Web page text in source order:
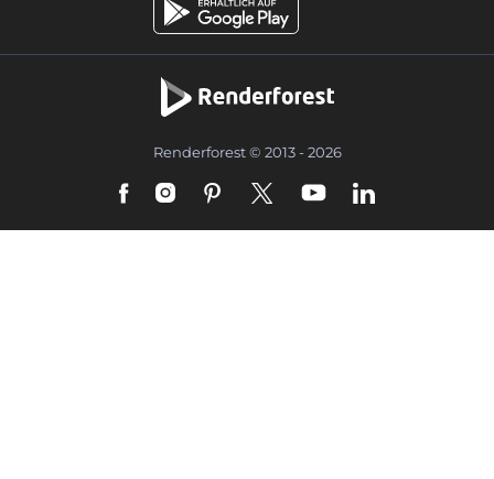
Renderforest © 2013 - 2026